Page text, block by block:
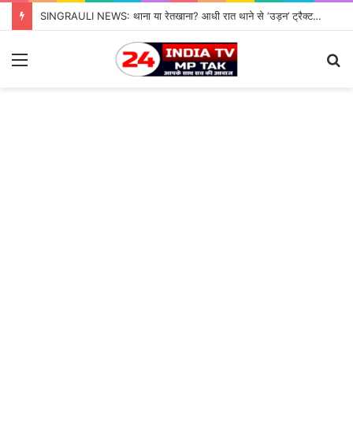
SINGRAULI NEWS: थाना या रेतखाना? आधी रात थाने से ‘उड़न’ ट्रैक्टर, जियावन पुलिस के पहरे में माफिया पास रेत माफिया के आगे नतमस्तक सिस्टम, सुशासन की पोल खोलती जियावन थाने की सनसनीखेज कहानी
Menu